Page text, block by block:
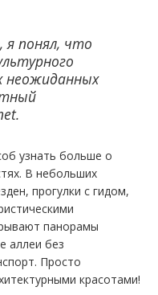
я понял, что
неожиданных
узнать больше о
В небольших
прогулки с гидом,
панорамы
аллеи без
Просто
красотами!